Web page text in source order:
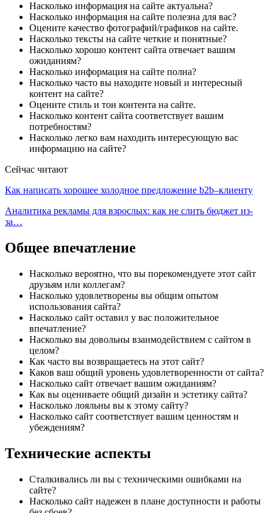
Насколько информация на сайте актуальна?
Насколько информация на сайте полезна для вас?
Оцените качество фотографий/графиков на сайте.
Насколько тексты на сайте четкие и понятные?
Насколько хорошо контент сайта отвечает вашим
ожиданиям?
Насколько информация на сайте полна?
Насколько часто вы находите новый и интересный
контент на сайте?
Оцените стиль и тон контента на сайте.
Насколько контент сайта соответствует вашим
потребностям?
Насколько легко вам находить интересующую вас
информацию на сайте?
Сейчас читают
Как написать хорошее холодное предложение b2b–клиенту
Аналитика рекламы для взрослых: как не слить бюджет из-
за…
Общее впечатление
Насколько вероятно, что вы порекомендуете этот сайт
друзьям или коллегам?
Насколько удовлетворены вы общим опытом
использования сайта?
Насколько сайт оставил у вас положительное
впечатление?
Насколько вы довольны взаимодействием с сайтом в
целом?
Как часто вы возвращаетесь на этот сайт?
Каков ваш общий уровень удовлетворенности от сайта?
Насколько сайт отвечает вашим ожиданиям?
Как вы оцениваете общий дизайн и эстетику сайта?
Насколько лояльны вы к этому сайту?
Насколько сайт соответствует вашим ценностям и
убеждениям?
Технические аспекты
Сталкивались ли вы с техническими ошибками на
сайте?
Насколько сайт надежен в плане доступности и работы